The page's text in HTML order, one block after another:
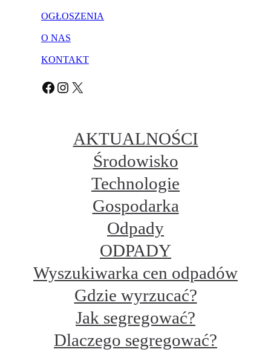
OGŁOSZENIA
O NAS
KONTAKT
Facebook Instagram X
AKTUALNOŚCI
Środowisko
Technologie
Gospodarka
Odpady
ODPADY
Wyszukiwarka cen odpadów
Gdzie wyrzucać?
Jak segregować?
Dlaczego segregować?